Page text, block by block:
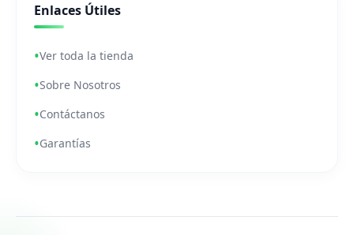
Enlaces Útiles
Ver toda la tienda
Sobre Nosotros
Contáctanos
Garantías